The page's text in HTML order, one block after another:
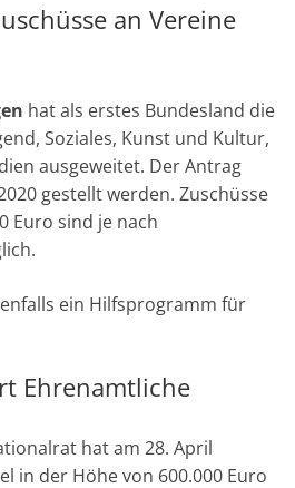
an Vereine
hat als erstes Bundesland die
Soziales, Kunst und Kultur,
ausgeweitet. Der Antrag
gestellt werden. Zuschüsse
Euro sind je nach
ein Hilfsprogramm für
Ehrenamtliche
hat am 28. April
in der Höhe von 600.000 Euro